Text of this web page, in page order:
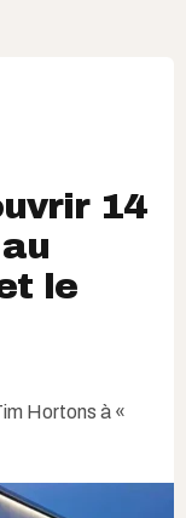
14
le
Hortons à «